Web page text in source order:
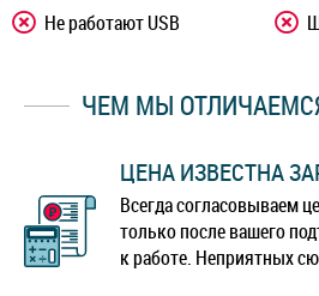
Не работают USB
ЧЕМ МЫ
ЦЕНА ИЗВЕСТНА
Всегда согласовываем
только после вашего
к работе. Неприятных